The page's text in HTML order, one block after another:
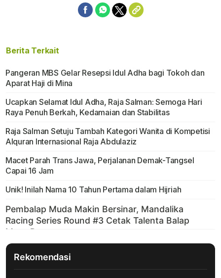
Berita Terkait
Pangeran MBS Gelar Resepsi Idul Adha bagi Tokoh dan
Aparat Haji di Mina
Ucapkan Selamat Idul Adha, Raja Salman: Semoga Hari
Raya Penuh Berkah, Kedamaian dan Stabilitas
Raja Salman Setuju Tambah Kategori Wanita di Kompetisi
Alquran Internasional Raja Abdulaziz
Macet Parah Trans Jawa, Perjalanan Demak-Tangsel
Capai 16 Jam
Unik! Inilah Nama 10 Tahun Pertama dalam Hijriah
Rekomendasi